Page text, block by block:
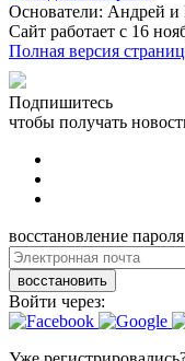
Основатели: Андрей
Сайт работает с 16
Полная версия
Подпишитесь
чтобы получать
восстановление пароля
восстановить
Войти через: